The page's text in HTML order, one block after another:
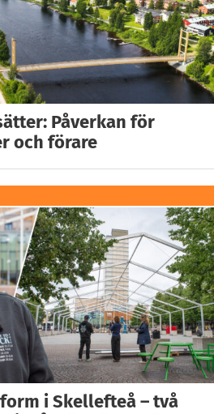
Påverkan för
och förare
i Skellefteå – två